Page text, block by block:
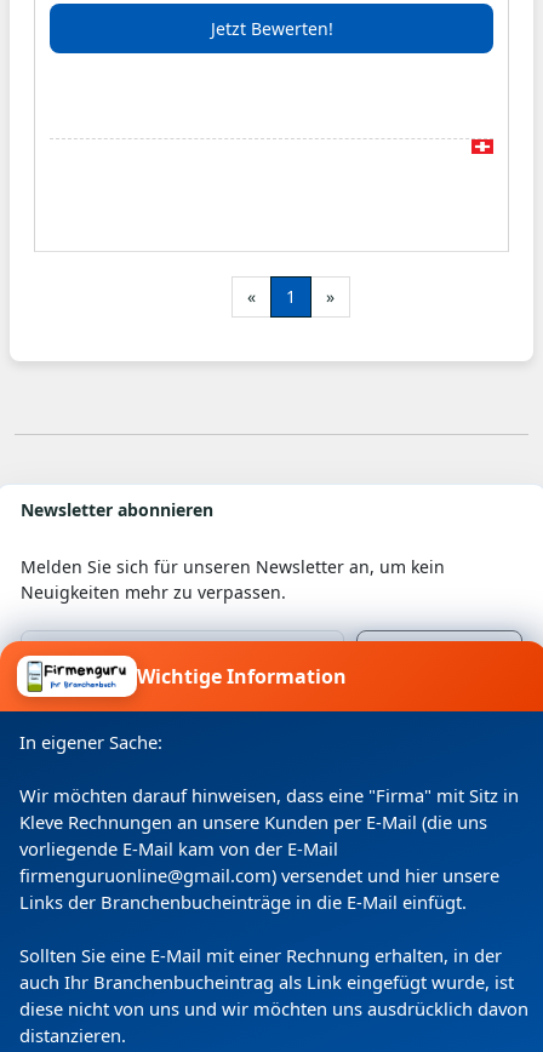
Haarverlängerung, Haarverdichtung von Great
Durch stetiges Weiterbilden immer am Puls der
Jetzt Bewerten!
« 1 »
Newsletter abonnieren
Melden Sie sich für unseren Newsletter an, um kein
Neuigkeiten mehr zu verpassen.
Ich willige ein, dass meine Angaben laut
werden.
Copyright (c) 2024 by Firmenguru Ltd | alle Rechte
Wichtige Information
In eigener Sache:
Wir möchten darauf hinweisen, dass eine "Firma" mit Sitz in
Kleve Rechnungen an unsere Kunden per E-Mail (die uns
vorliegende E-Mail kam von der E-Mail
firmenguruonline@gmail.com) versendet und hier unsere
Links der Branchenbucheinträge in die E-Mail einfügt.
Sollten Sie eine E-Mail mit einer Rechnung erhalten, in der
auch Ihr Branchenbucheintrag als Link eingefügt wurde, ist
diese nicht von uns und wir möchten uns ausdrücklich davon
distanzieren.